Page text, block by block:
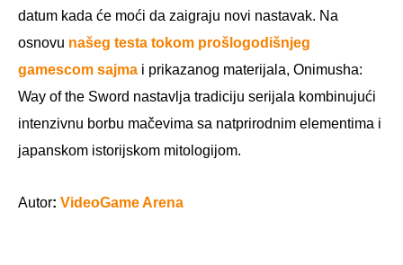
datum kada će moći da zaigraju novi nastavak. Na
osnovu našeg testa tokom prošlogodišnjeg
gamescom sajma i prikazanog materijala, Onimusha:
Way of the Sword nastavlja tradiciju serijala kombinujući
intenzivnu borbu mačevima sa natprirodnim elementima i
japanskom istorijskom mitologijom.
Autor: VideoGame Arena